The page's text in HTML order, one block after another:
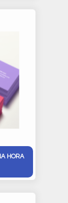
HORA